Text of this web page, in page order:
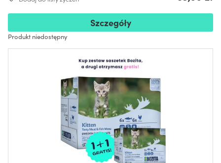
Szczegóły
Produkt niedostępny